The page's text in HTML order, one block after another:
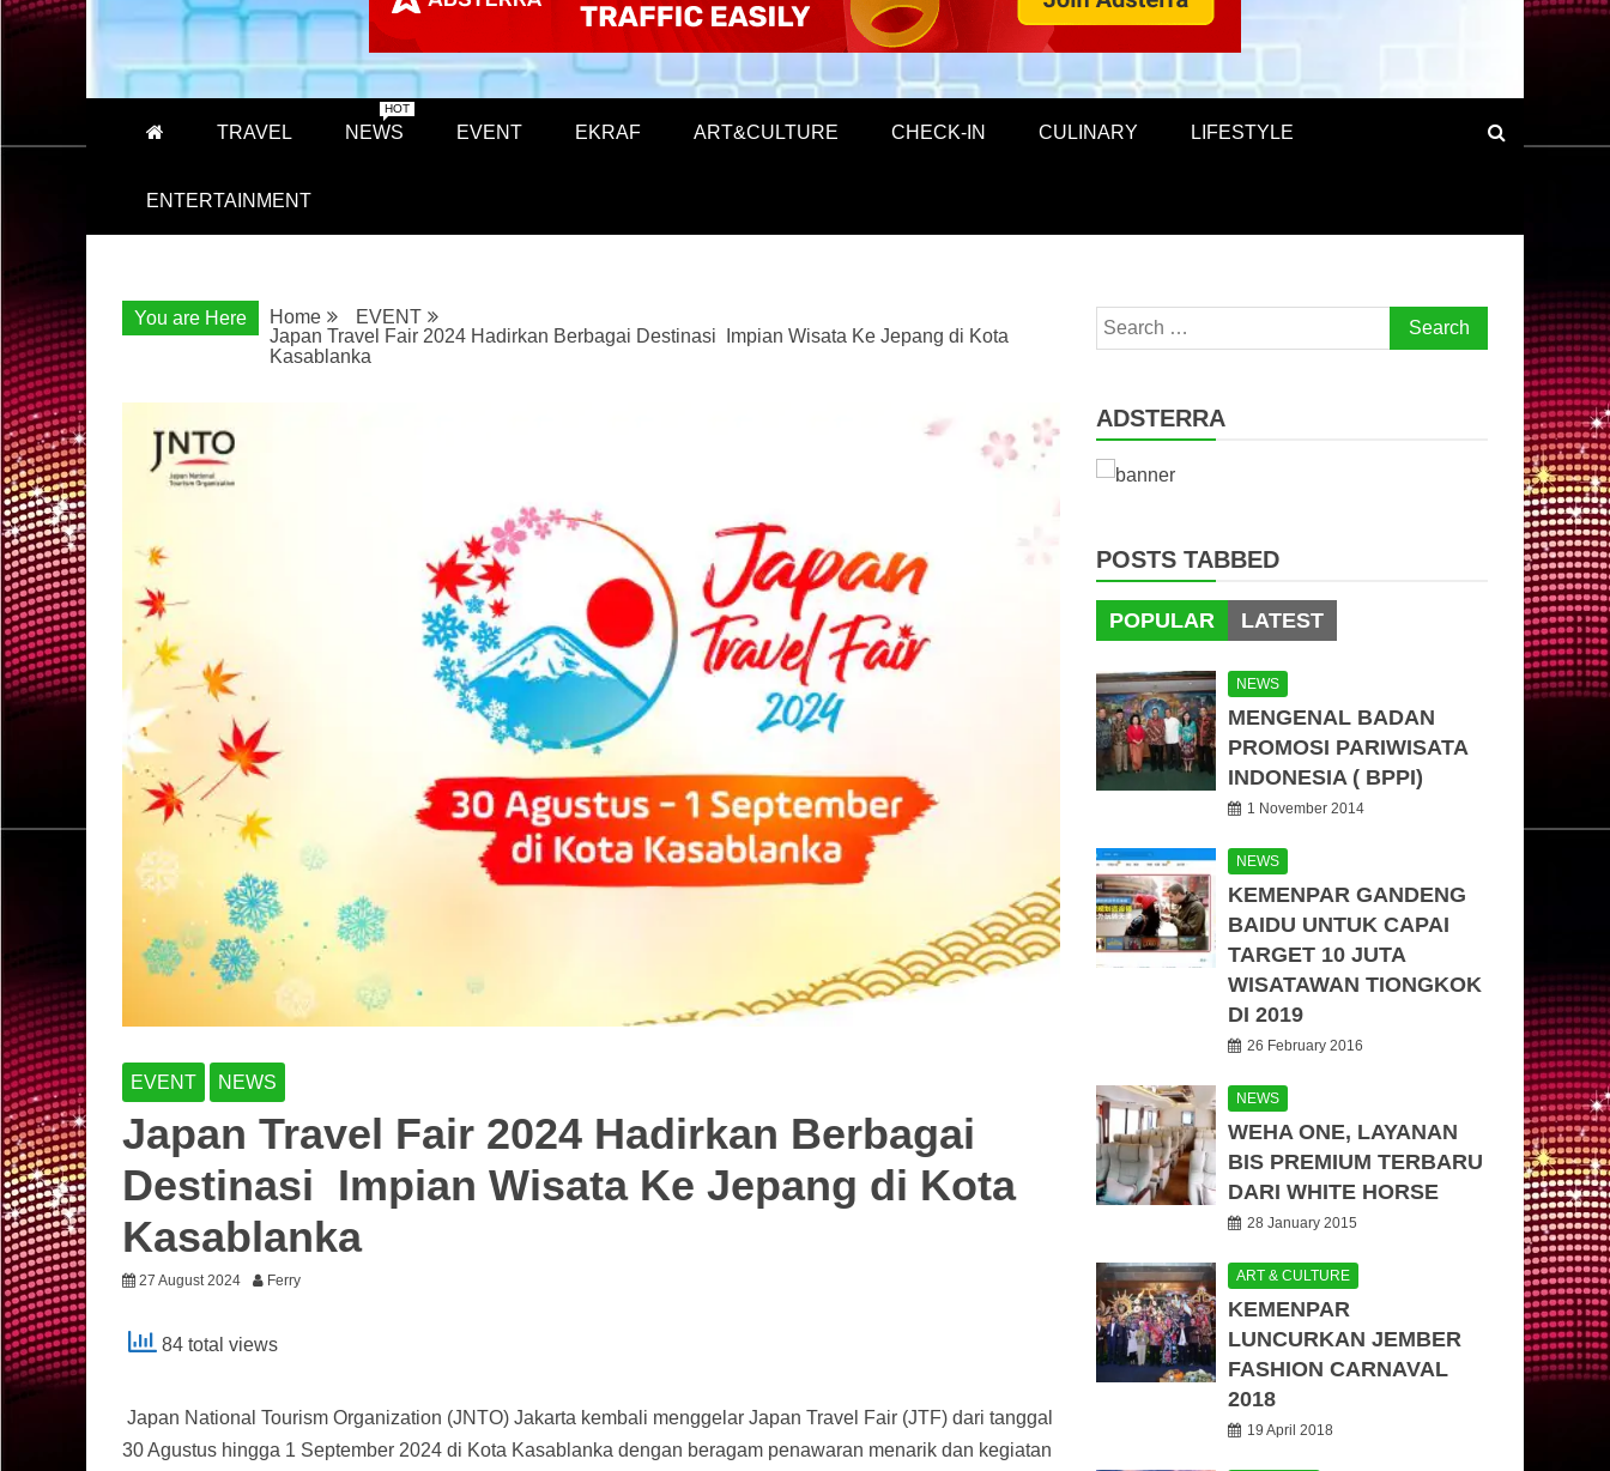
TRAVEL NEWS
HOT
EVENT EKRAF ART&CULTURE CHECK-IN CULINARY LIFESTYLE
ENTERTAINMENT
You are Here Home
EVENT
Japan Travel Fair 2024 Hadirkan Berbagai Destinasi Impian Wisata Ke Jepang di Kota
Kasablanka
EVENT NEWS
Japan Travel Fair 2024 Hadirkan Berbagai
Destinasi Impian Wisata Ke Jepang di Kota
Kasablanka
27 August 2024 Ferry
84 total views
Japan National Tourism Organization (JNTO) Jakarta kembali menggelar Japan Travel Fair (JTF) dari tanggal
30 Agustus hingga 1 September 2024 di Kota Kasablanka dengan beragam penawaran menarik dan kegiatan
Search
for:
ADSTERRA
POSTS TABBED
POPULAR LATEST
NEWS
MENGENAL BADAN
PROMOSI PARIWISATA
INDONESIA ( BPPI)
1 November 2014
NEWS
KEMENPAR GANDENG
BAIDU UNTUK CAPAI
TARGET 10 JUTA
WISATAWAN TIONGKOK
DI 2019
26 February 2016
NEWS
WEHA ONE, LAYANAN
BIS PREMIUM TERBARU
DARI WHITE HORSE
28 January 2015
ART & CULTURE
KEMENPAR
LUNCURKAN JEMBER
FASHION CARNAVAL
2018
19 April 2018